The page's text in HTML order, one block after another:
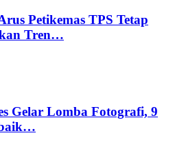
Petikemas TPS Tetap
Tren…
Gelar Lomba Fotografi, 9